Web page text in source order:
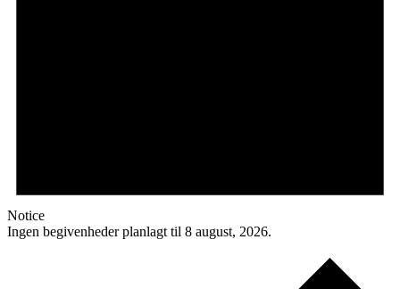
Notice
Ingen begivenheder planlagt til 8 august, 2026.